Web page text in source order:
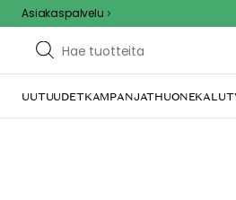
Asiakaspalvelu
UUTUUDETKAMPANJATHUONEKALUT